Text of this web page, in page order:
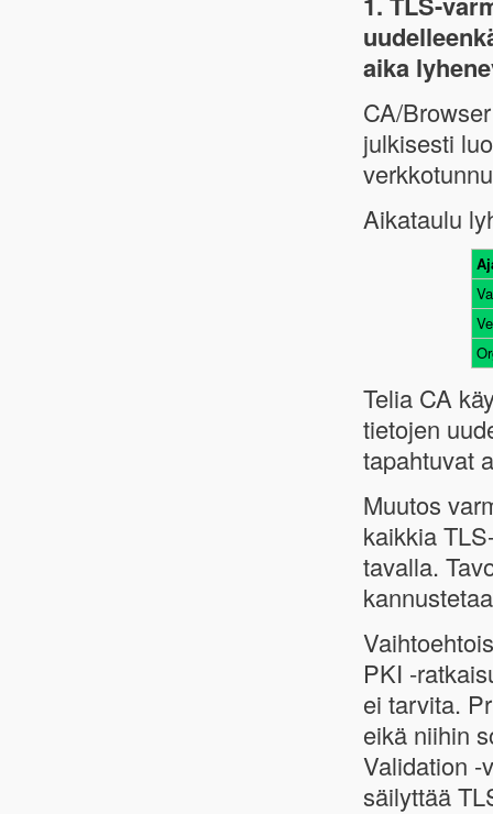
aika
CA/
julkisesti
Aikataulu
Telia CA
tietojen
tapahtuvat
Muutos
kaikkia
tavalla.
PKI -
ei tarvita.
eikä niihin
Validation -
säilyttää